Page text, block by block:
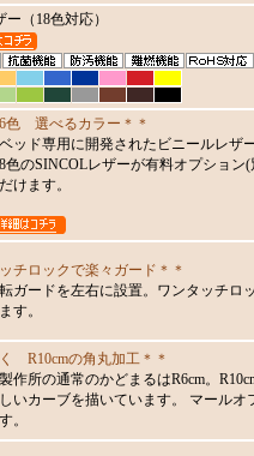
（18色対応）
色 選べるカラー＊＊
ッド専用に開発されたビニールレザ
色のSINCOLレザーが有料オプション
けます。
チロックで楽々ガード＊＊
ガードを左右に設置。ワンタッチロ
す。
R10cmの角丸加工＊＊
作所の通常のかどまるはR6cm。
いカーブを描いています。 マール
。